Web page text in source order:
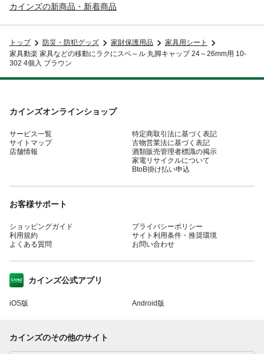
カインズの新商品・新着商品
トップ 防災・防犯グッズ 家財保護用品
家具用シート
家具動楽 家具などの移動にラクにスベ～ル 丸脚キャップ 24～26mm用 10-
302 4個入 ブラウン
カインズオンラインショップ
サービス一覧
サイトマップ
店舗情報
特定商取引法に基づく表記
古物営業法に基づく表記
酒類販売管理者標識の掲示
家電リサイクルについて
BtoB掛け払い申込
お客様サポート
ショッピングガイド
利用規約
よくある質問
プライバシーポリシー
サイト利用条件・推奨環境
お問い合わせ
カインズ公式アプリ
iOS版 Android版
カインズのその他のサイト